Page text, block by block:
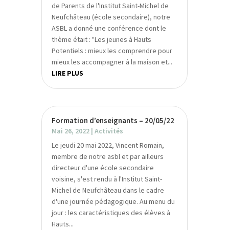
de Parents de l'Institut Saint-Michel de
Neufchâteau (école secondaire), notre
ASBL a donné une conférence dont le
thème était : "Les jeunes à Hauts
Potentiels : mieux les comprendre pour
mieux les accompagner à la maison et...
LIRE PLUS
Formation d’enseignants – 20/05/22
Mai 26, 2022| Activités
Le jeudi 20 mai 2022, Vincent Romain,
membre de notre asbl et par ailleurs
directeur d'une école secondaire
voisine, s'est rendu à l'Institut Saint-
Michel de Neufchâteau dans le cadre
d'une journée pédagogique. Au menu du
jour : les caractéristiques des élèves à
Hauts...